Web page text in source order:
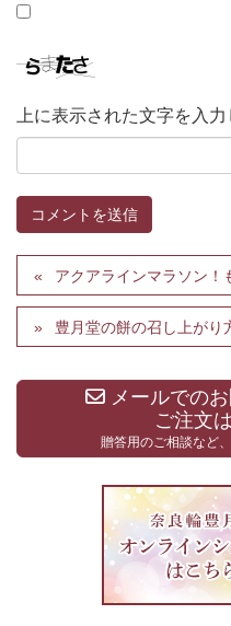
上に表示された文字を入力
アクアラインマラソン！
豊月堂の餅の召し上がり
メールでのお
ご注文
贈答用のご相談など